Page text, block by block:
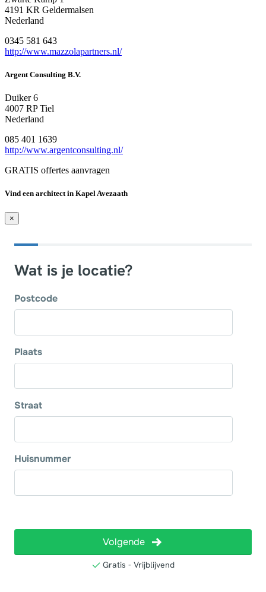
4191 KR Geldermalsen
Nederland
0345 581 643
http://www.mazzolapartners.nl/
Argent Consulting B.V.
Duiker 6
4007 RP Tiel
Nederland
085 401 1639
http://www.argentconsulting.nl/
GRATIS offertes aanvragen
Vind een architect in Kapel Avezaath
×